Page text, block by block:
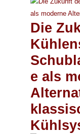
Die
e als